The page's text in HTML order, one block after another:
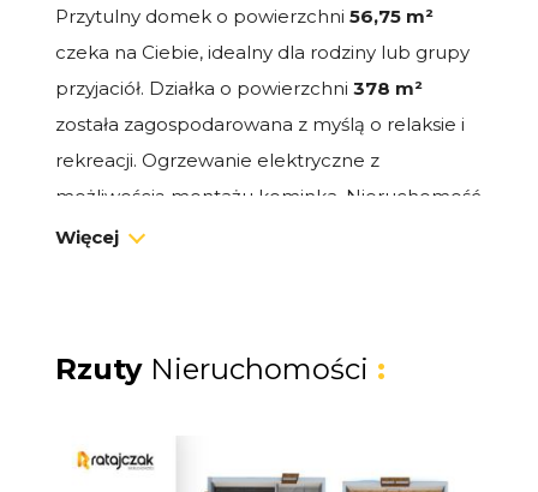
Przytulny domek o powierzchni 56,75 m²
czeka na Ciebie, idealny dla rodziny lub grupy
przyjaciół. Działka o powierzchni 378 m²
została zagospodarowana z myślą o relaksie i
rekreacji. Ogrzewanie elektryczne z
możliwością montażu kominka. Nieruchomość
posiada antenę satelitarną oraz dostęp do
Układ pomieszczeń:
- Poddasze:
dwie sypialnie
Więcej
Rzuty Nieruchomości :